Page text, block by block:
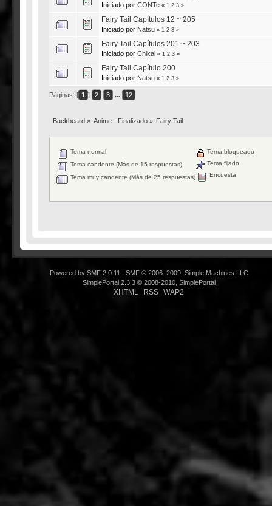
Iniciado por CONTe « 1 2 3»
Fairy Tail Capítulos 12 ~ 205
Iniciado por Natsu « 1 2 3»
Fairy Tail Capítulos 201 ~ 203
Iniciado por Chikai « 1 2 3»
Fairy Tail Capítulo 200
Iniciado por Natsu « 1 2 3»
Páginas: [ 1 ] 2 3 ... 12
Backbeard» Anime - Finalizado » Fairy Tail
Tema normal
Tema candente (Más de 15 respuestas)
Tema muy candente (Más de 25 respuestas)
Tema bloqueado
Tema fijado
Encuesta
Powered by SMF 2.0.11
SMF © 2006–2009, Simple Machines LLC
SimplePortal 2.3.3 © 2008-2010, SimplePortal
XHTML RSS WAP2